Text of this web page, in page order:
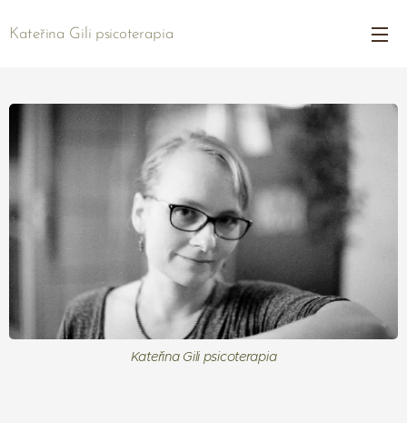
Kateřina Gili psicoterapia
Kateřina Gili psicoterapia